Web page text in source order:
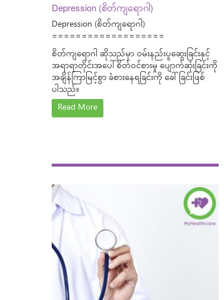
Depression (စိတ်ကျရောဂါ)
Depression (စိတ်ကျရောဂါ)
===================
စိတ်ကျရောဂါ ဆိုသည်မှာ ဝမ်းနည်းပူဆွေးခြင်းနှင့်
အရာရာတိုင်းအပေါ် စိတ်ဝင်စားမှု ပျောက်ဆုံးခြင်းကို
အချိန်ကြာမြင့်စွာ ခံစားနေရခြင်းကို ခေါ်ခြင်းဖြစ်
ပါသည်။
Read More